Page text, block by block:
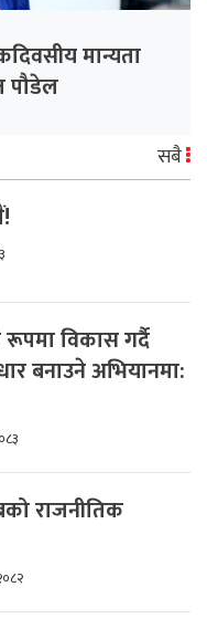
मान्यता
पौडेल
सबै
रूपमा विकास गर्दै
बनाउने अभियानमा:
राजनीतिक